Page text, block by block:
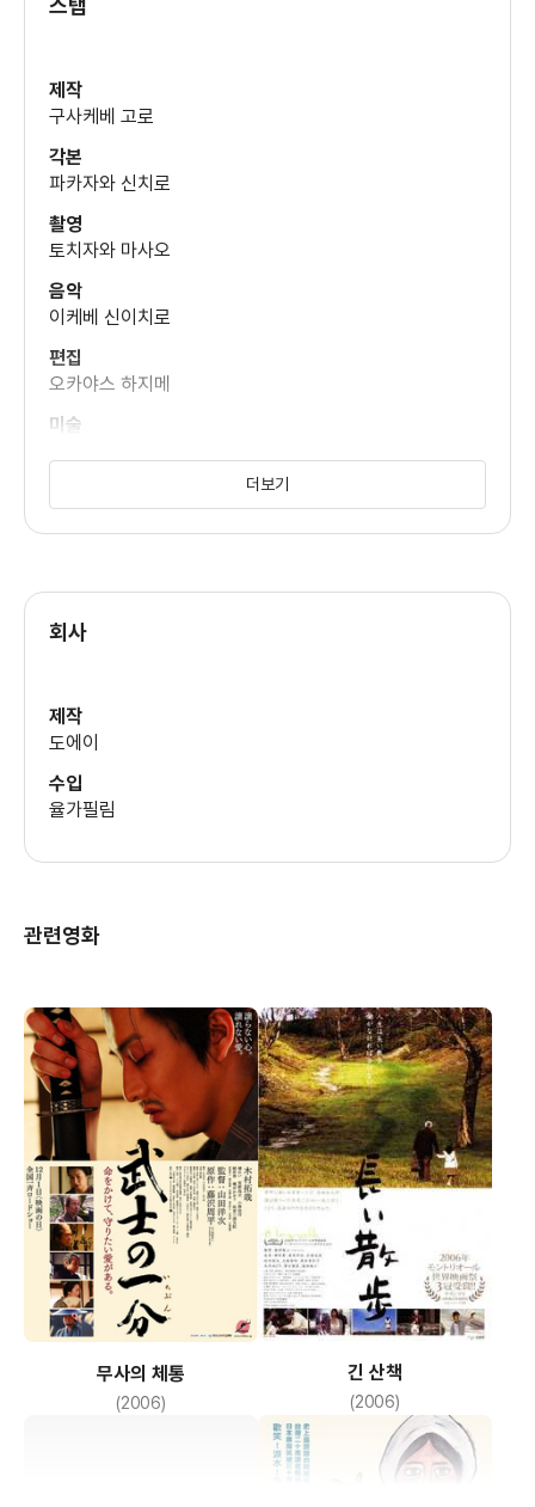
스탭
제작
구사케베 고로
각본
파카자와 신치로
촬영
토치자와 마사오
음악
이케베 신이치로
편집
오카야스 하지메
미술
더보기
회사
제작
도에이
수입
율가필림
관련영화
무사의 체통
(2006)
긴 산책
(2006)